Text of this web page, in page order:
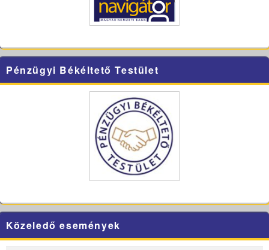
Pénzügyi Békéltető Testület
Közeledő események